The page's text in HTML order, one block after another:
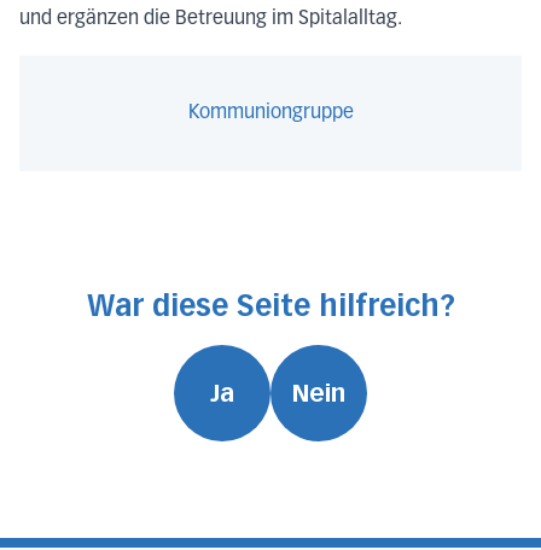
und ergänzen die Betreuung im Spitalalltag.
Kommuniongruppe
War diese Seite hilfreich?
Ja Nein